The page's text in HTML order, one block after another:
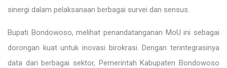
sinergi dalam pelaksanaan berbagai survei dan sensus.
Bupati Bondowoso, melihat penandatanganan MoU ini sebagai
dorongan kuat untuk inovasi birokrasi. Dengan terintegrasinya
data dari berbagai sektor, Pemerintah Kabupaten Bondowoso